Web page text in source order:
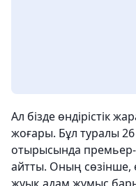
Ал бізде өндірістік
жоғары. Бұл туралы
отырысында
айтты. Оның сөзінше,